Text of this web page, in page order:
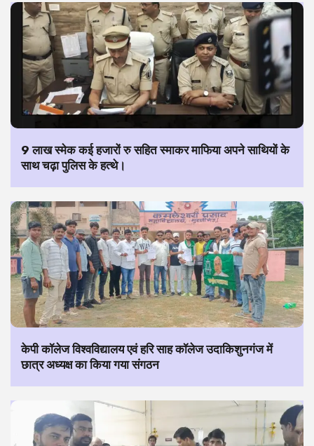
9 लाख स्मेक कई हजारों रु सहित स्माकर माफिया अपने साथियों के
साथ चढ़ा पुलिस के हत्थे।
केपी कॉलेज विश्वविद्यालय एवं हरि साह कॉलेज उदाकिशुनगंज में
छात्र अध्यक्ष का किया गया संगठन